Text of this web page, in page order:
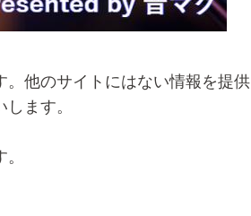
他のサイトにはない情報を提供
ます。